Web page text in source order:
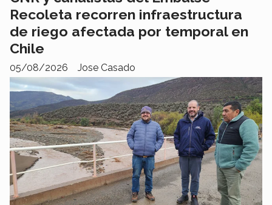
Recoleta recorren infraestructura
de riego afectada por temporal en
Chile
Jose Casado
05/08/2026